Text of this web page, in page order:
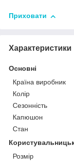
Приховати
Характеристики
Основні
Країна виробник
Колір
Сезонність
Капюшон
Стан
Розмір